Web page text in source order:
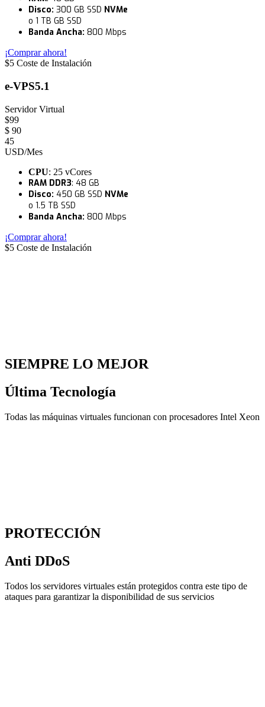
Disco: 300 GB SSD NVMe
o 1 TB GB SSD
Banda Ancha: 800 Mbps
¡Comprar ahora!
$5 Coste de Instalación
e-VPS5.1
Servidor Virtual
$99
$ 90
45
USD/Mes
CPU: 25 vCores
RAM DDR3: 48 GB
Disco: 450 GB SSD NVMe
o 1.5 TB SSD
Banda Ancha: 800 Mbps
¡Comprar ahora!
$5 Coste de Instalación
SIEMPRE LO MEJOR
Última Tecnología
Todas las máquinas virtuales funcionan con procesadores Intel Xeon
PROTECCIÓN
Anti DDoS
Todos los servidores virtuales están protegidos contra este tipo de
ataques para garantizar la disponibilidad de sus servicios